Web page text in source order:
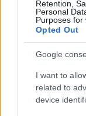
Retention,
Personal
Purposes for
Opted Out
Google
I want to
related to
device
confermato
dell’attacco
sapere che ci
feriti: abbiamo
nostri fratelli e
mattanza è
giri di parole